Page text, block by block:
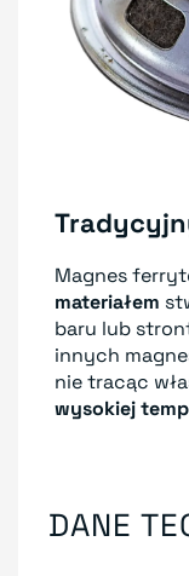
Magnes
materiałem
baru lub
innych
nie tracąc
wysokiej
DANE